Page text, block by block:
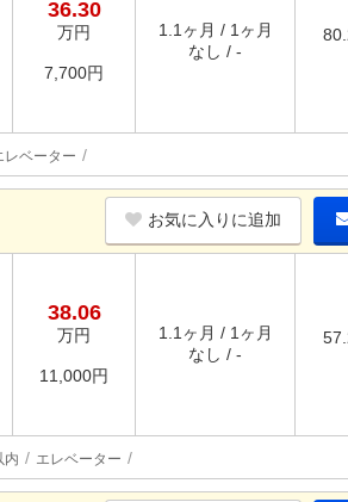
36.30
万円
7,700円
1.1ヶ月 / 1ヶ月
なし / -
レベーター
お気に入りに追加
38.06
万円
11,000円
1.1ヶ月 / 1ヶ月
なし / -
内 エレベーター